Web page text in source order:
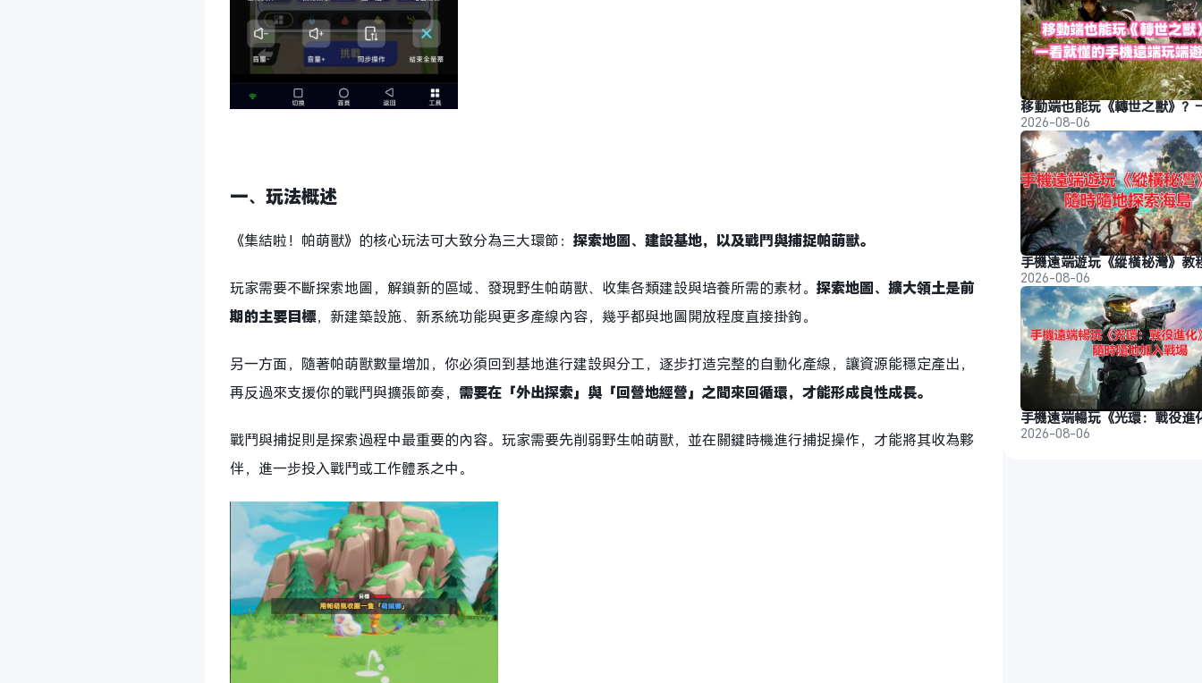
一、玩法概述
《集結啦！帕萌獸》的核心玩法可大致分為三大環節： 探索地圖、建設基地，以及戰鬥與捕捉帕萌獸。
玩家需要不斷探索地圖，解鎖新的區域、發現野生帕萌獸、收集各類建設與培養所需的素材。 探索地圖、擴大領土是前
期的主要目標，新建築設施、新系統功能與更多產線內容，幾乎都與地圖開放程度直接掛鉤。
另一方面，隨著帕萌獸數量增加，你必須回到基地進行建設與分工，逐步打造完整的自動化產線，讓資源能穩定產出，
再反過來支援你的戰鬥與擴張節奏， 需要在「外出探索」與「回營地經營」之間來回循環，才能形成良性成長。
戰鬥與捕捉則是探索過程中最重要的內容。玩家需要先削弱野生帕萌獸，並在關鍵時機進行捕捉操作，才能將其收為夥
伴，進一步投入戰鬥或工作體系之中。
2026-08-06
2026-08-06
2026-08-06